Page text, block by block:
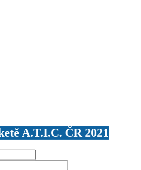
A.T.I.C. ČR 2021